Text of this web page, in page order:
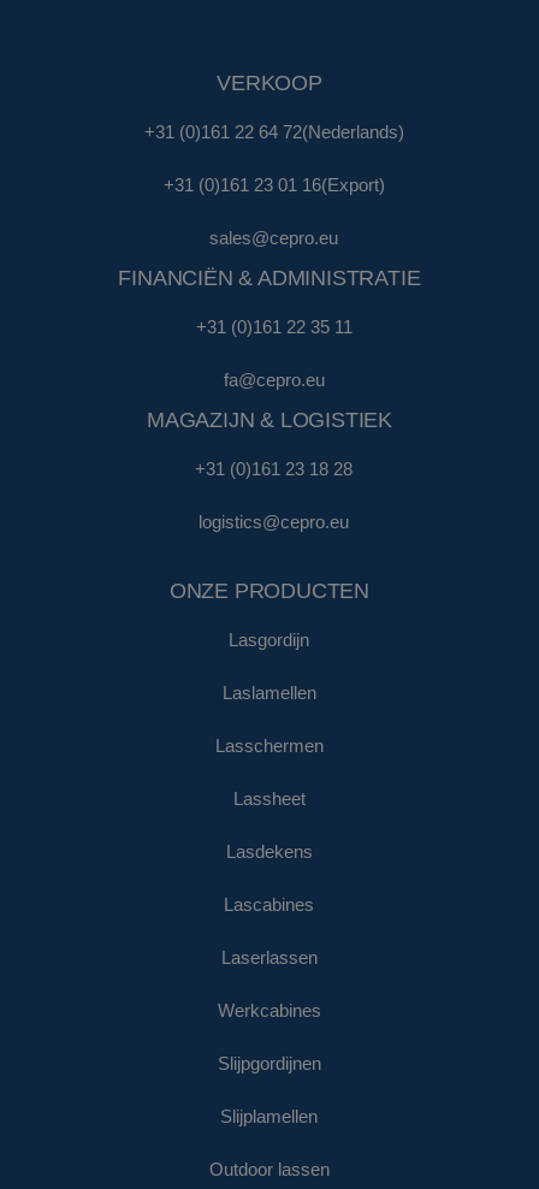
VERKOOP
+31 (0)161 22 64 72(Nederlands)
+31 (0)161 23 01 16(Export)
sales@cepro.eu
FINANCIËN & ADMINISTRATIE
+31 (0)161 22 35 11
fa@cepro.eu
MAGAZIJN & LOGISTIEK
+31 (0)161 23 18 28
logistics@cepro.eu
ONZE PRODUCTEN
Lasgordijn
Laslamellen
Lasschermen
Lassheet
Lasdekens
Lascabines
Laserlassen
Werkcabines
Slijpgordijnen
Slijplamellen
Outdoor lassen